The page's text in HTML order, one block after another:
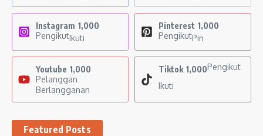
Instagram 1,000
PengikutIkuti
Pinterest 1,000
PengikutPin
Youtube 1,000
Pelanggan
Berlangganan
Tiktok 1,000Pengikut
Ikuti
Featured Posts